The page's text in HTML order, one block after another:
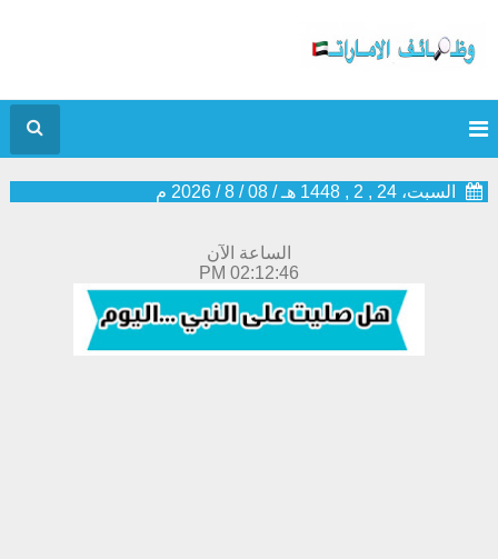
السبت، 24 , 2 , 1448 هـ /
08
/
8
/
2026 م
الساعة الآن
02:12:47 PM